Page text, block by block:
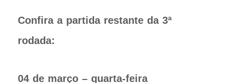
Confira a partida restante da 3ª
rodada:
04 de março – quarta-feira